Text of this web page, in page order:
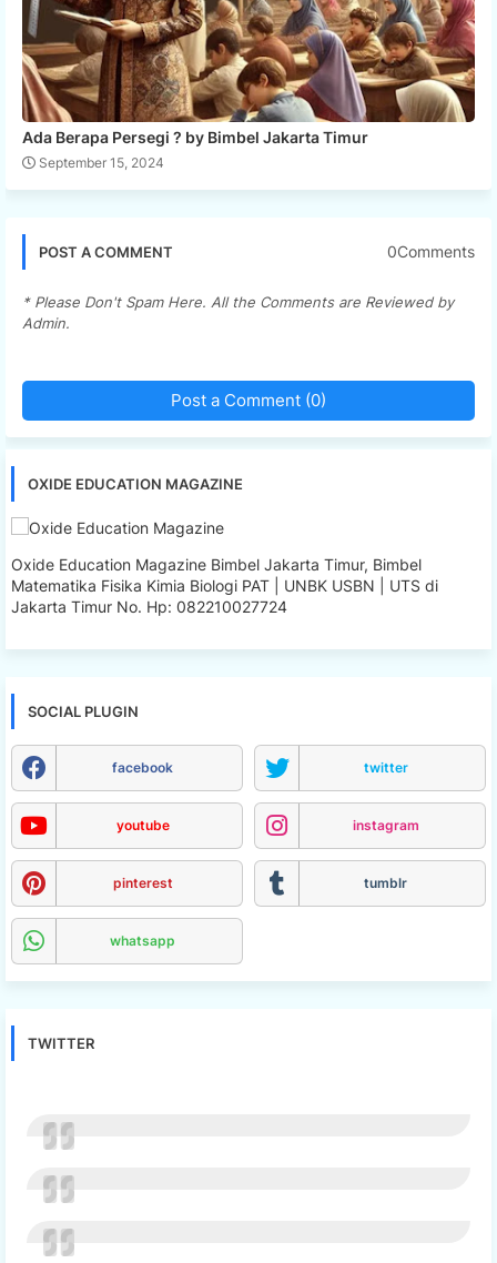
Ada Berapa Persegi ? by Bimbel Jakarta Timur
September 15, 2024
POST A COMMENT 0Comments
* Please Don't Spam Here. All the Comments are Reviewed by
Admin.
Post a Comment (0)
OXIDE EDUCATION MAGAZINE
Oxide Education Magazine Bimbel Jakarta Timur, Bimbel
Matematika Fisika Kimia Biologi PAT | UNBK USBN | UTS di
Jakarta Timur No. Hp: 082210027724
SOCIAL PLUGIN
facebook twitter
youtube instagram
pinterest tumblr
whatsapp
TWITTER